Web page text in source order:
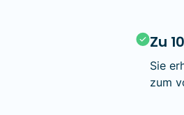
Zu
Sie
zum